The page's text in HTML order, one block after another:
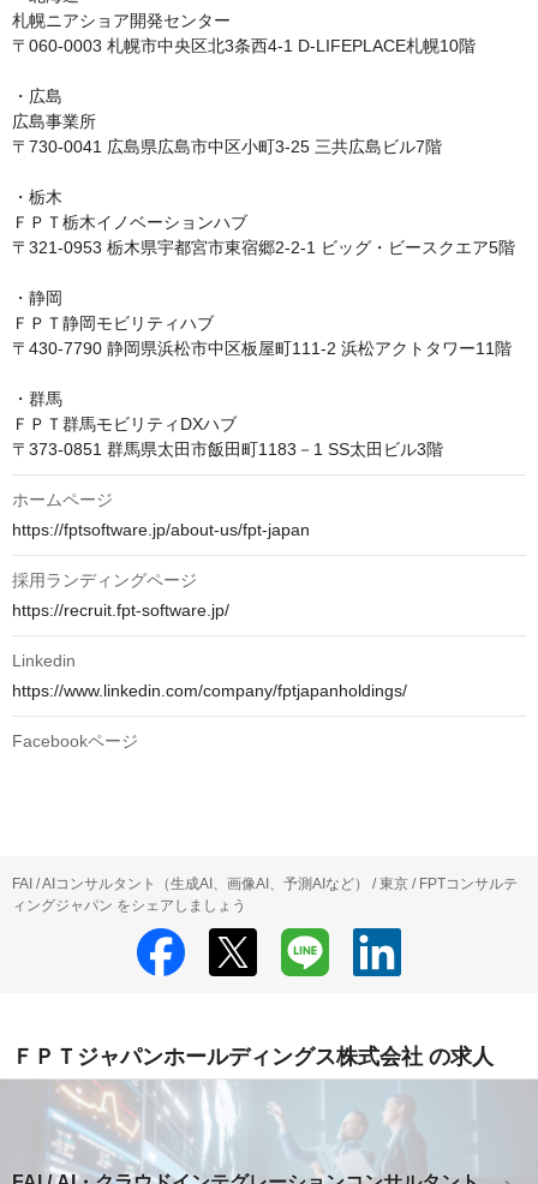
札幌ニアショア開発センター
〒060-0003 札幌市中央区北3条西4-1 D-LIFEPLACE札幌10階
・広島
広島事業所
〒730-0041 広島県広島市中区小町3-25 三共広島ビル7階
・栃木
ＦＰＴ栃木イノベーションハブ
〒321-0953 栃木県宇都宮市東宿郷2-2-1 ビッグ・ビースクエア5階
・静岡
ＦＰＴ静岡モビリティハブ
〒430-7790 静岡県浜松市中区板屋町111-2 浜松アクトタワー11階
・群馬
ＦＰＴ群馬モビリティDXハブ
ホームページ
https://fptsoftware.jp/about-us/fpt-japan
採用ランディングページ
https://recruit.fpt-software.jp/
Linkedin
https://www.linkedin.com/company/fptjapanholdings/
Facebookページ
FAI / AIコンサルタント（生成AI、画像AI、予測AIなど） / 東京 / FPTコンサルテ
ィングジャパン をシェアしましょう
ＦＰＴジャパンホールディングス株式会社 の求人